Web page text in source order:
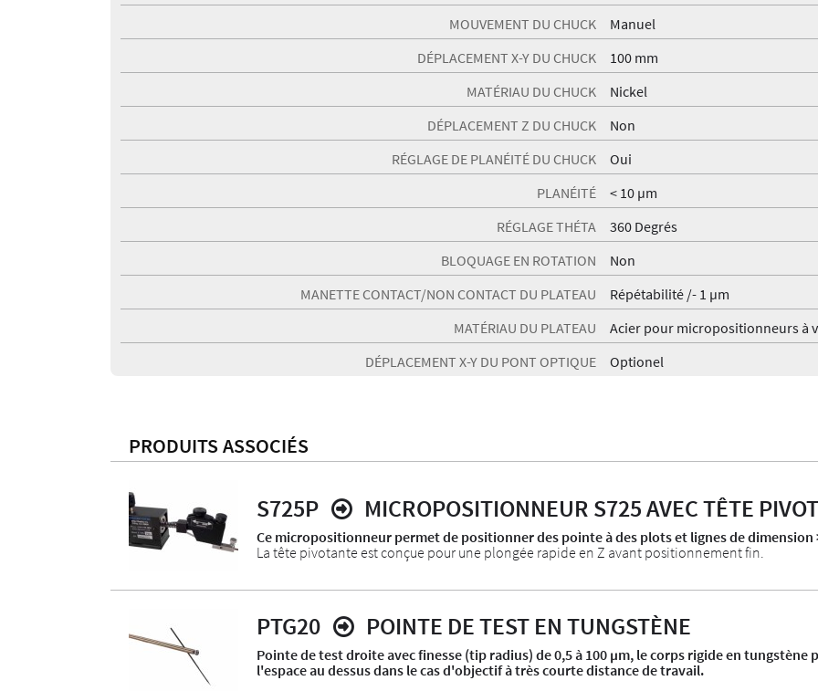
MOUVEMENT DU CHUCK
Manuel
DÉPLACEMENT X-Y DU CHUCK
100 mm
MATÉRIAU DU CHUCK
Nickel
DÉPLACEMENT Z DU CHUCK
Non
RÉGLAGE DE PLANÉITÉ DU CHUCK
Oui
PLANÉITÉ
< 10 µm
RÉGLAGE THÉTA
360 Degrés
BLOQUAGE EN ROTATION
Non
MANETTE CONTACT/NON CONTACT DU PLATEAU
Répétabilité /- 1 µm
MATÉRIAU DU PLATEAU
Acier pour micropositionneurs à
DÉPLACEMENT X-Y DU PONT OPTIQUE
Optionel
PRODUITS ASSOCIÉS
S725P MICROPOSITIONNEUR S725 AVEC TÊTE
Ce micropositionneur permet de positionner des pointe à des plots et lignes de dimension
La tête pivotante est conçue pour une plongée rapide en Z avant positionnement fin.
PTG20 POINTE DE TEST EN TUNGSTÈNE
Pointe de test droite avec finesse (tip radius) de 0,5 à 100 µm, le corps rigide en
l'espace au dessus dans le cas d'objectif à très courte distance de travail.